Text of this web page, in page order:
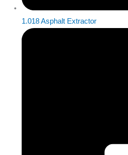
1.018 Asphalt Extractor